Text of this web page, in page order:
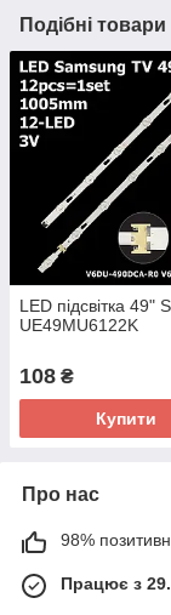
Подібні товари
LED підсвітка 49"
UE49MU6122K
108 ₴
Купити
Про нас
98%
Працює з